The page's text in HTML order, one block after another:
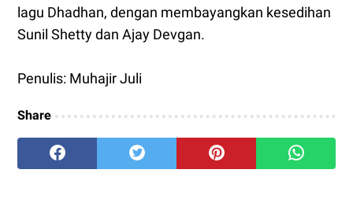
lagu Dhadhan, dengan membayangkan kesedihan
Sunil Shetty dan Ajay Devgan.
Penulis: Muhajir Juli
Share